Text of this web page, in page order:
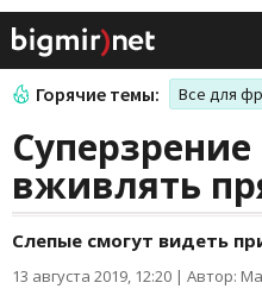
Горячие темы: Все для
Суперзрение
вживлять
Слепые смогут видеть
13 августа 2019, 12:20 | Автор: